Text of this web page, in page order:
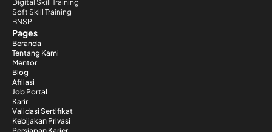
Digital Skill Training
Soft Skill Training
BNSP
Pages
Beranda
Tentang Kami
Mentor
Blog
Afiliasi
Job Portal
Karir
Validasi Sertifikat
Kebijakan Privasi